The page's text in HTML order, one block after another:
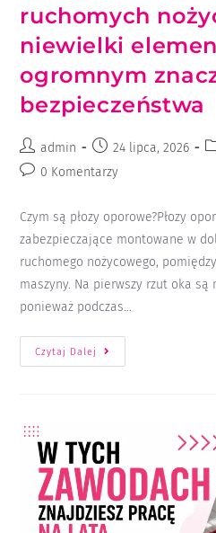
ruchomych
niewielki
ogromnym
bezpieczeństwa
admin 24 lipca, 2026
0 Komentarzy
Czym są płozy oporowe?Płozy
zabezpieczające montowane w
ruchomego nożycowego,
maszyny. Na pierwszy rzut oka
ponieważ podczas…
Czytaj Dalej